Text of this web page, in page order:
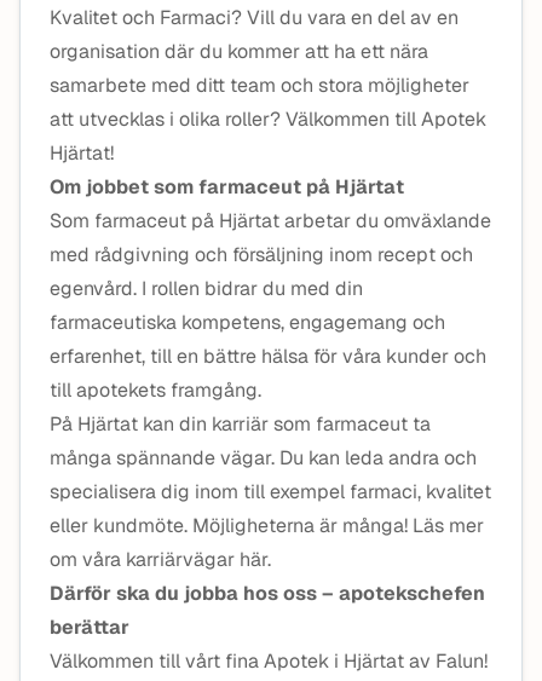
Kvalitet och Farmaci? Vill du vara en del av en
organisation där du kommer att ha ett nära
samarbete med ditt team och stora möjligheter
att utvecklas i olika roller? Välkommen till Apotek
Hjärtat!
Om jobbet som farmaceut på Hjärtat
Som farmaceut på Hjärtat arbetar du omväxlande
med rådgivning och försäljning inom recept och
egenvård. I rollen bidrar du med din
farmaceutiska kompetens, engagemang och
erfarenhet, till en bättre hälsa för våra kunder och
till apotekets framgång.
På Hjärtat kan din karriär som farmaceut ta
många spännande vägar. Du kan leda andra och
specialisera dig inom till exempel farmaci, kvalitet
eller kundmöte. Möjligheterna är många! Läs mer
om våra karriärvägar här.
Därför ska du jobba hos oss – apotekschefen
berättar
Välkommen till vårt fina Apotek i Hjärtat av Falun!